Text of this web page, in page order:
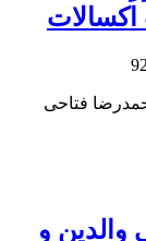
فتاحی
والدین و